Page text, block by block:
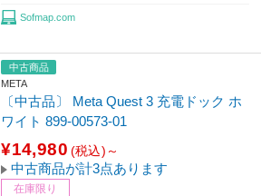
Sofmap.com
中古商品
META
〔中古品〕 Meta Quest 3 充電ドック ホ
ワイト 899-00573-01
¥14,980 (税込)～
中古商品が計3点あります
在庫限り